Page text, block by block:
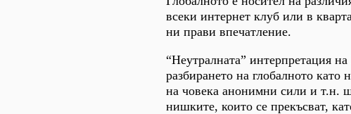
всеки интернет клуб или в
ни прави впечатление.
“Неутралната” интерпретация
разбирането на глобалното
на човека анонимни сили и т.н.
нишките, които се прекъсват,